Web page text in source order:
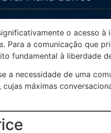
o acesso
. Para a comunicação que
fundamental à liberdade
a necessidade de uma
cujas máximas